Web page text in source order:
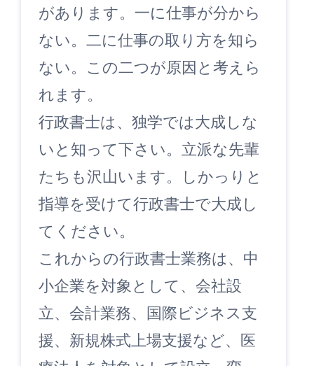
があります。一に仕事が分から
ない。二に仕事の取り方を知ら
ない。この二つが原因と考えら
れます。
行政書士は、独学では大成しな
いと知って下さい。立派な先輩
たちも沢山います。しかっりと
指導を受けて行政書士で大成し
てください。
これからの行政書士業務は、中
小企業を対象として、会社設
立、会計業務、国際ビジネス支
援、新規株式上場支援など、医